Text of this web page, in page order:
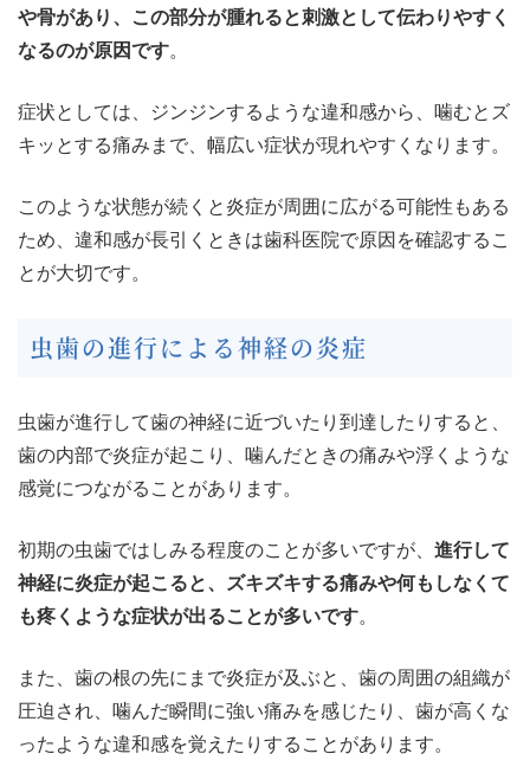
や骨があり、この部分が腫れると刺激として伝わりやすく
なるのが原因です。
症状としては、ジンジンするような違和感から、噛むとズ
キッとする痛みまで、幅広い症状が現れやすくなります。
このような状態が続くと炎症が周囲に広がる可能性もある
ため、違和感が長引くときは歯科医院で原因を確認するこ
とが大切です。
虫歯の進行による神経の炎症
虫歯が進行して歯の神経に近づいたり到達したりすると、
歯の内部で炎症が起こり、噛んだときの痛みや浮くような
感覚につながることがあります。
初期の虫歯ではしみる程度のことが多いですが、 進行して
神経に炎症が起こると、ズキズキする痛みや何もしなくて
も疼くような症状が出ることが多いです。
また、歯の根の先にまで炎症が及ぶと、歯の周囲の組織が
圧迫され、噛んだ瞬間に強い痛みを感じたり、歯が高くな
ったような違和感を覚えたりすることがあります。